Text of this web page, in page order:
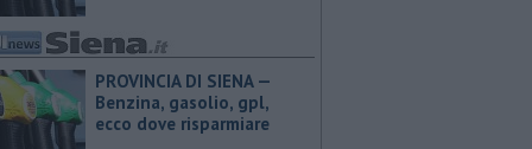
PROVINCIA DI SIENA — ​
Benzina, gasolio, gpl,
ecco dove risparmiare